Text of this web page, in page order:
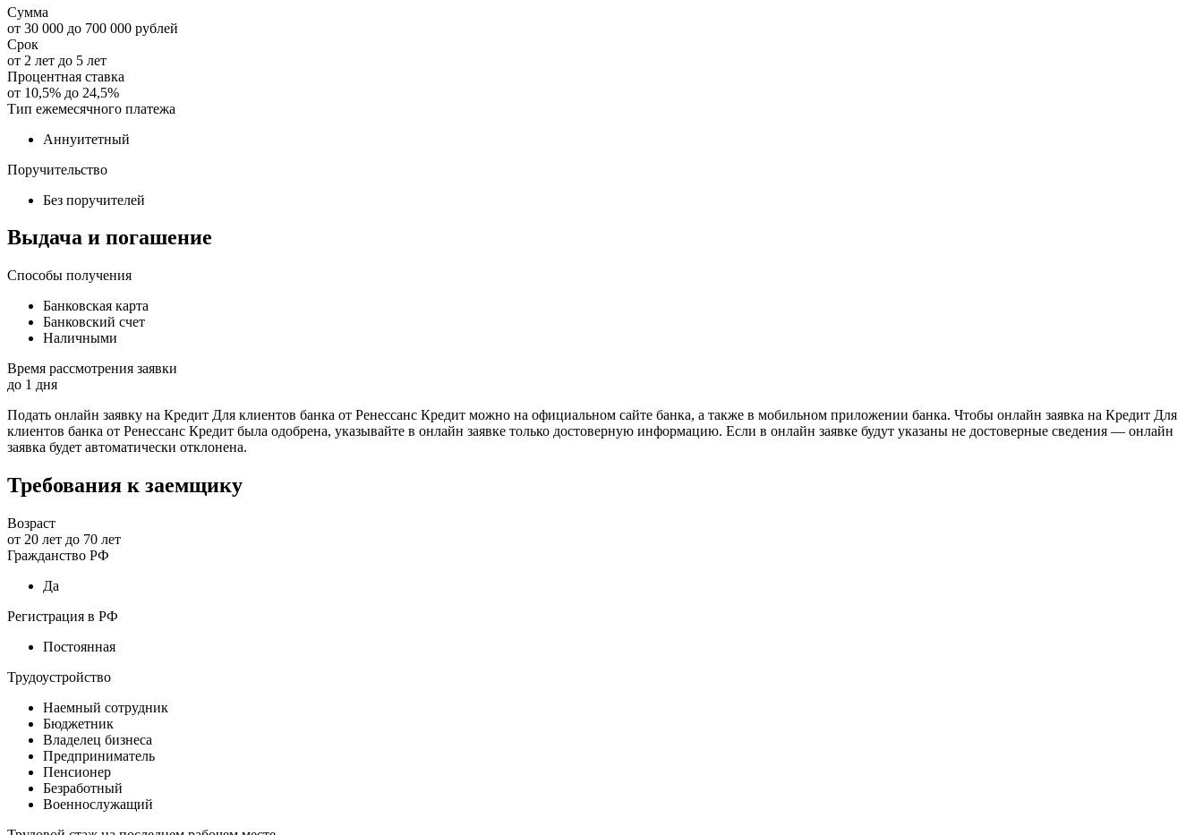
Сумма
от 30 000 до 700 000 рублей
Срок
от 2 лет до 5 лет
Процентная ставка
от 10,5% до 24,5%
Тип ежемесячного платежа
Аннуитетный
Поручительство
Без поручителей
Выдача и погашение
Способы получения
Банковская карта
Банковский счет
Наличными
Время рассмотрения заявки
до 1 дня
Подать онлайн заявку на Кредит Для клиентов банка от Ренессанс Кредит можно на официальном сайте банка, а также в мобильном приложении банка. Чтобы онлайн заявка на Кредит Для
клиентов банка от Ренессанс Кредит была одобрена, указывайте в онлайн заявке только достоверную информацию. Если в онлайн заявке будут указаны не достоверные сведения — онлайн
заявка будет автоматически отклонена.
Требования к заемщику
Возраст
от 20 лет до 70 лет
Гражданство РФ
Да
Регистрация в РФ
Постоянная
Трудоустройство
Наемный сотрудник
Бюджетник
Владелец бизнеса
Предприниматель
Пенсионер
Безработный
Военнослужащий